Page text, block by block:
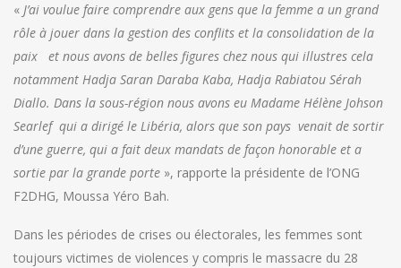
« J’ai voulue faire comprendre aux gens que la femme a un grand
rôle à jouer dans la gestion des conflits et la consolidation de la
paix et nous avons de belles figures chez nous qui illustres cela
notamment Hadja Saran Daraba Kaba, Hadja Rabiatou Sérah
Diallo. Dans la sous-région nous avons eu Madame Hélène Johson
Searlef qui a dirigé le Libéria, alors que son pays venait de sortir
d’une guerre, qui a fait deux mandats de façon honorable et a
sortie par la grande porte », rapporte la présidente de l’ONG
F2DHG, Moussa Yéro Bah.
Dans les périodes de crises ou électorales, les femmes sont
toujours victimes de violences y compris le massacre du 28